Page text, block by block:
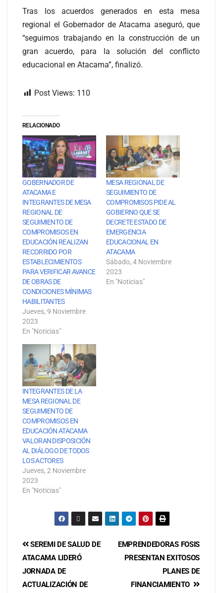
Tras los acuerdos generados en esta mesa
regional el Gobernador de Atacama aseguró, que
“seguimos trabajando en la construcción de un
gran acuerdo, para la solución del conflicto
educacional en Atacama”, finalizó.
Post Views: 110
RELACIONADO
GOBERNADOR DE
ATACAMA E
INTEGRANTES DE MESA
REGIONAL DE
SEGUIMIENTO DE
COMPROMISOS EN
EDUCACIÓN REALIZAN
RECORRIDO POR
ESTABLECIMIENTOS
PARA VERIFICAR AVANCE
DE OBRAS DE
CONDICIONES MÍNIMAS
HABILITANTES
Jueves, 9 Noviembre
2023
En "Noticias"
MESA REGIONAL DE
SEGUIMIENTO DE
COMPROMISOS PIDE AL
GOBIERNO QUE SE
DECRETE ESTADO DE
EMERGENCIA
EDUCACIONAL EN
ATACAMA
Sábado, 4 Noviembre
2023
En "Noticias"
INTEGRANTES DE LA
MESA REGIONAL DE
SEGUIMIENTO DE
COMPROMISOS EN
EDUCACIÓN ATACAMA
VALORAN DISPOSICIÓN
AL DIÁLOGO DE TODOS
LOS ACTORES
Jueves, 2 Noviembre
2023
En "Noticias"
EMPRENDEDORAS FOSIS
PRESENTAN EXITOSOS
PLANES DE
FINANCIAMIENTO
SEREMI DE SALUD DE
ATACAMA LIDERÓ
JORNADA DE
ACTUALIZACIÓN DE